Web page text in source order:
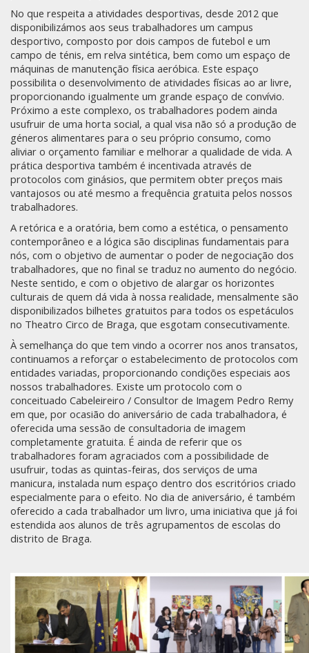
No que respeita a atividades desportivas, desde 2012 que
disponibilizámos aos seus trabalhadores um campus
desportivo, composto por dois campos de futebol e um
campo de ténis, em relva sintética, bem como um espaço de
máquinas de manutenção física aeróbica. Este espaço
possibilita o desenvolvimento de atividades físicas ao ar livre,
proporcionando igualmente um grande espaço de convívio.
Próximo a este complexo, os trabalhadores podem ainda
usufruir de uma horta social, a qual visa não só a produção de
géneros alimentares para o seu próprio consumo, como
aliviar o orçamento familiar e melhorar a qualidade de vida. A
prática desportiva também é incentivada através de
protocolos com ginásios, que permitem obter preços mais
vantajosos ou até mesmo a frequência gratuita pelos nossos
trabalhadores.
A retórica e a oratória, bem como a estética, o pensamento
contemporâneo e a lógica são disciplinas fundamentais para
nós, com o objetivo de aumentar o poder de negociação dos
trabalhadores, que no final se traduz no aumento do negócio.
Neste sentido, e com o objetivo de alargar os horizontes
culturais de quem dá vida à nossa realidade, mensalmente são
disponibilizados bilhetes gratuitos para todos os espetáculos
no Theatro Circo de Braga, que esgotam consecutivamente.
À semelhança do que tem vindo a ocorrer nos anos transatos,
continuamos a reforçar o estabelecimento de protocolos com
entidades variadas, proporcionando condições especiais aos
nossos trabalhadores. Existe um protocolo com o
conceituado Cabeleireiro / Consultor de Imagem Pedro Remy
em que, por ocasião do aniversário de cada trabalhadora, é
oferecida uma sessão de consultadoria de imagem
completamente gratuita. É ainda de referir que os
trabalhadores foram agraciados com a possibilidade de
usufruir, todas as quintas-feiras, dos serviços de uma
manicura, instalada num espaço dentro dos escritórios criado
especialmente para o efeito. No dia de aniversário, é também
oferecido a cada trabalhador um livro, uma iniciativa que já foi
estendida aos alunos de três agrupamentos de escolas do
distrito de Braga.